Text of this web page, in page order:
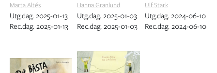
Marta Altés
Utg.dag. 2025-01-13
Rec.dag. 2025-01-13
Hanna Granlund
Utg.dag. 2025-01-03
Rec.dag. 2025-01-03
Ulf Stark
Utg.dag. 2024-06-10
Rec.dag. 2024-06-10